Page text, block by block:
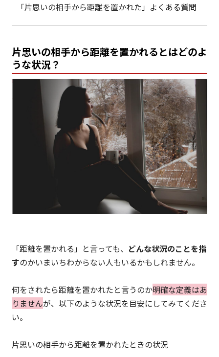
「片思いの相手から距離を置かれた」よくある質問
片思いの相手から距離を置かれるとはどのよ
うな状況？
「距離を置かれる」と言っても、 どんな状況のことを指
すのかいまいちわからない人もいるかもしれません。
何をされたら距離を置かれたと言うのか明確な定義はあ
りませんが、以下のような状況を目安にしてみてくださ
い。
片思いの相手から距離を置かれたときの状況